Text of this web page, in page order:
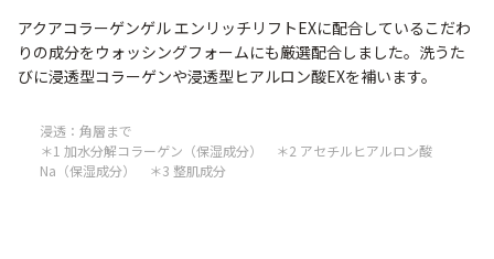
アクアコラーゲンゲル エンリッチリフトEXに配合しているこだわ
りの成分をウォッシングフォームにも厳選配合しました。洗うた
びに浸透型コラーゲンや浸透型ヒアルロン酸EXを補います。
浸透：角層まで
＊1 加水分解コラーゲン（保湿成分） ＊2 アセチルヒアルロン酸
Na（保湿成分） ＊3 整肌成分